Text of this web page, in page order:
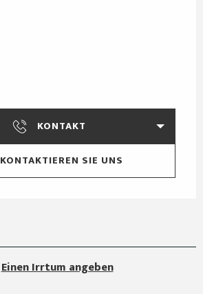
KONTAKT
KONTAKTIEREN SIE UNS
Einen Irrtum angeben